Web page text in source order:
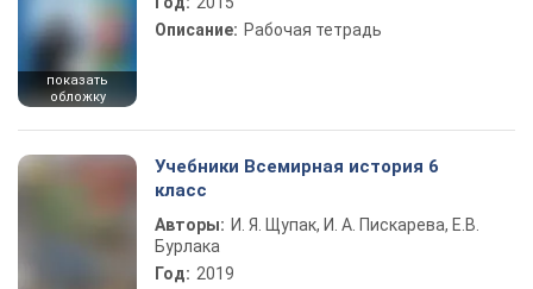
показать
обложку
Описание: Рабочая тетрадь
Учебники Всемирная история 6
класс
Авторы: И. Я. Щупак, И. А. Пискарева, Е.В.
Бурлака
Год: 2019